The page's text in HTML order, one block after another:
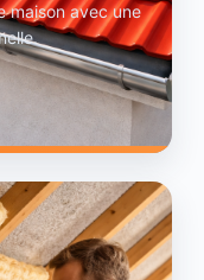
maison avec une